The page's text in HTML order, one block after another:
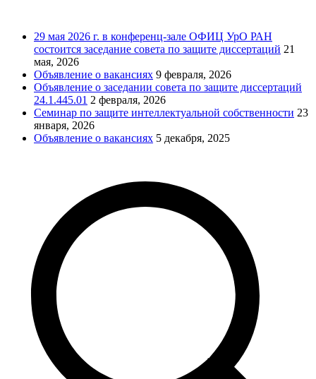
29 мая 2026 г. в конференц-зале ОФИЦ УрО РАН
состоится заседание совета по защите диссертаций 21
мая, 2026
Объявление о вакансиях 9 февраля, 2026
Объявление о заседании совета по защите диссертаций
24.1.445.01 2 февраля, 2026
Семинар по защите интеллектуальной собственности 23
января, 2026
Объявление о вакансиях 5 декабря, 2025